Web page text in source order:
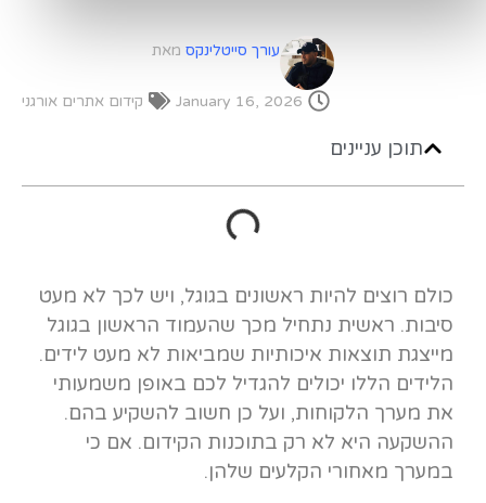
עורך סייטלינקס מאת
January 16, 2026 קידום אתרים אורגני
תוכן עניינים
כולם רוצים להיות ראשונים בגוגל, ויש לכך לא מעט
סיבות. ראשית נתחיל מכך שהעמוד הראשון בגוגל
מייצגת תוצאות איכותיות שמביאות לא מעט לידים.
הלידים הללו יכולים להגדיל לכם באופן משמעותי
את מערך הלקוחות, ועל כן חשוב להשקיע בהם.
ההשקעה היא לא רק בתוכנות הקידום. אם כי
במערך מאחורי הקלעים שלהן.